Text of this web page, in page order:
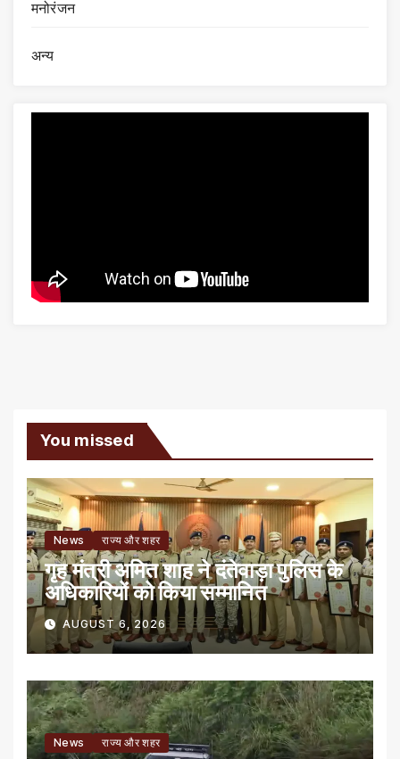
मनोरंजन
अन्य
You missed
News राज्य और शहर
गृह मंत्री अमित शाह ने दंतेवाड़ा पुलिस के
अधिकारियों को किया सम्मानित
AUGUST 6, 2026
News राज्य और शहर